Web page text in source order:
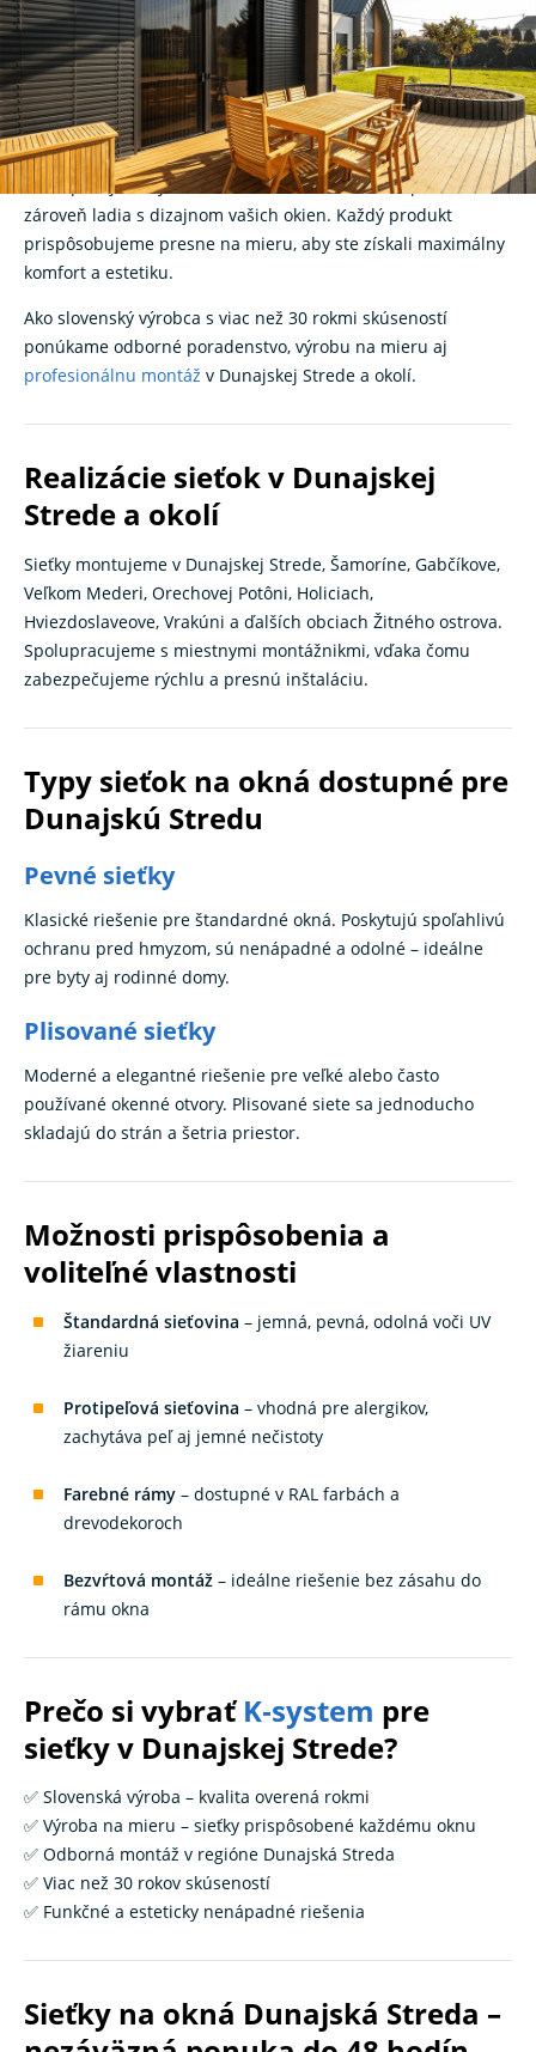
Streda – účinná ochrana
proti hmyzu na mieru
Hľadáte spoľahlivésieťky na oknáv Dunajskej Strede? V
K‑systemevyrábame moderné siete proti hmyzu, ktoré
zabezpečujú čistý vzduch bez komárov, múch či peľu – a
zároveň ladia s dizajnom vašich okien. Každý produkt
prispôsobujeme presne na mieru, aby ste získali maximálny
komfort a estetiku.
Ako slovenský výrobca s viac než 30 rokmi skúseností
ponúkame odborné poradenstvo, výrobu na mieru aj
profesionálnu montáž v Dunajskej Strede a okolí.
Realizácie sieťok v Dunajskej
Strede a okolí
Sieťky montujeme v Dunajskej Strede, Šamoríne, Gabčíkove,
Veľkom Mederi, Orechovej Potôni, Holiciach,
Hviezdoslaveove, Vrakúni a ďalších obciach Žitného ostrova.
Spolupracujeme s miestnymi montážnikmi, vďaka čomu
zabezpečujeme rýchlu a presnú inštaláciu.
Typy sieťok na okná dostupné pre
Dunajskú Stredu
Pevné sieťky
Klasické riešenie pre štandardné okná. Poskytujú spoľahlivú
ochranu pred hmyzom, sú nenápadné a odolné – ideálne
pre byty aj rodinné domy.
Plisované sieťky
Moderné a elegantné riešenie pre veľké alebo často
používané okenné otvory. Plisované siete sa jednoducho
skladajú do strán a šetria priestor.
Možnosti prispôsobenia a
voliteľné vlastnosti
Štandardná sieťovina – jemná, pevná, odolná voči UV
žiareniu
Protipeľová sieťovina – vhodná pre alergikov,
zachytáva peľ aj jemné nečistoty
Farebné rámy – dostupné v RAL farbách a
drevodekoroch
Bezvŕtová montáž – ideálne riešenie bez zásahu do
rámu okna
Prečo si vybraťK‑system pre
sieťky v Dunajskej Strede?
✅ Slovenská výroba – kvalita overená rokmi
✅ Výroba na mieru – sieťky prispôsobené každému oknu
✅ Odborná montáž v regióne Dunajská Streda
✅ Viac než 30 rokov skúseností
✅ Funkčné a esteticky nenápadné riešenia
Sieťky na okná Dunajská Streda –